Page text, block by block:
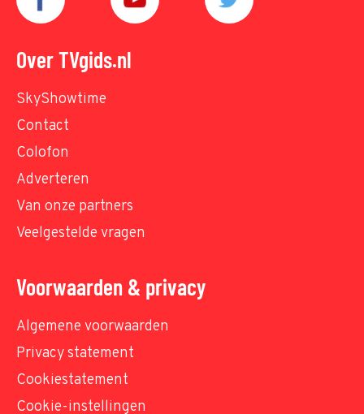
Over TVgids.nl
SkyShowtime
Contact
Colofon
Adverteren
Van onze partners
Veelgestelde vragen
Voorwaarden & privacy
Algemene voorwaarden
Privacy statement
Cookiestatement
Cookie-instellingen